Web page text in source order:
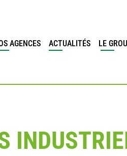
AGENCES ACTUALITÉS LE